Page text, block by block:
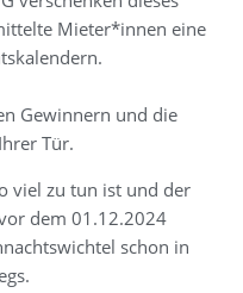
Mieter*innen eine
Gewinnern und die
Tür.
viel zu tun ist und der
dem 01.12.2024
schon in